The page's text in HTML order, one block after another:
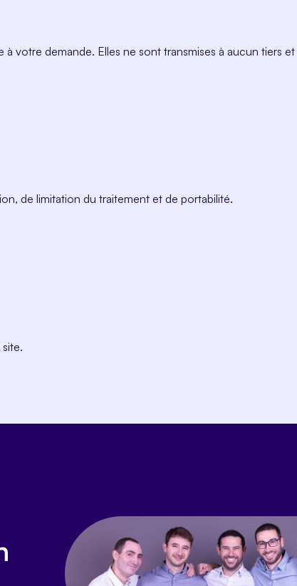
votre demande. Elles ne sont transmises à aucun tiers
de limitation du traitement et de portabilité.